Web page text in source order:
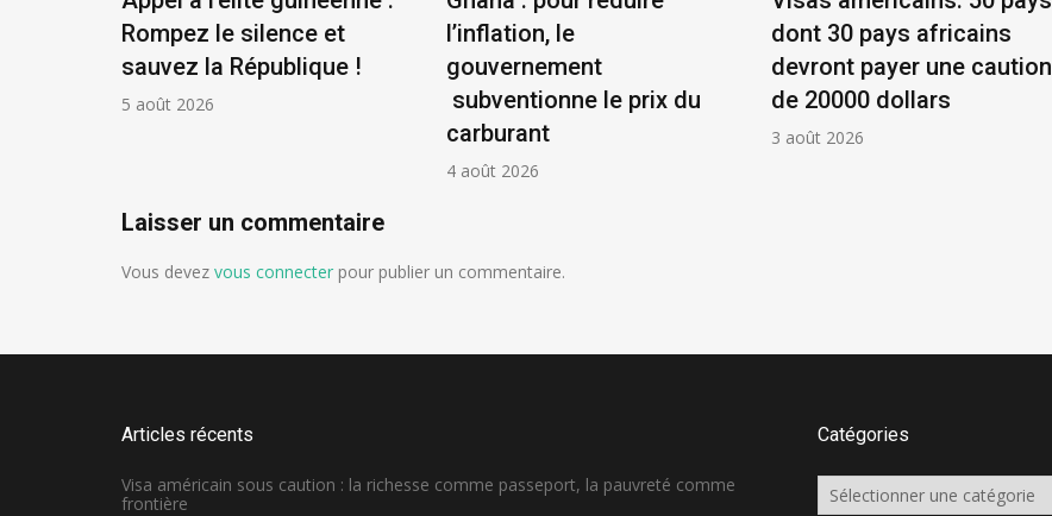
Rompez le silence et
sauvez la République !
5 août 2026
l’inflation, le
gouvernement
subventionne le prix du
carburant
4 août 2026
dont 30 pays africains
devront payer une caution
de 20000 dollars
3 août 2026
Laisser un commentaire
Vous devez vous connecter pour publier un commentaire.
Articles récents
Visa américain sous caution : la richesse comme passeport, la pauvreté comme
frontière
Catégories
Catégories